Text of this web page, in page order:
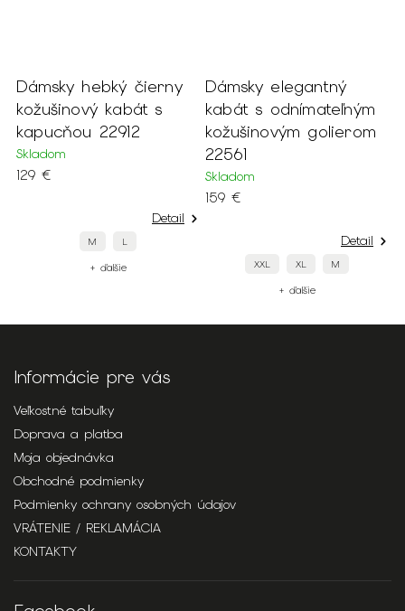
Dámsky hebký čierny
kožušinový kabát s
kapucňou 22912
Skladom
129 €
Detail
M L
+ ďalšie
Dámsky elegantný
kabát s odnímateľným
kožušinovým golierom
22561
Skladom
159 €
Detail
XXL XL M
+ ďalšie
Informácie pre vás
Veľkostné tabuľky
Doprava a platba
Moja objednávka
Obchodné podmienky
Podmienky ochrany osobných údajov
VRÁTENIE / REKLAMÁCIA
KONTAKTY